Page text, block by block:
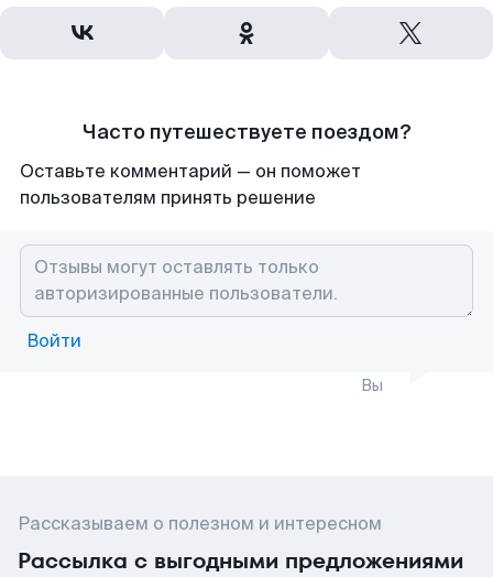
Часто путешествуете поездом?
Оставьте комментарий — он поможет
пользователям принять решение
Войти
Вы
Рассказываем о полезном и интересном
Рассылка с выгодными предложениями